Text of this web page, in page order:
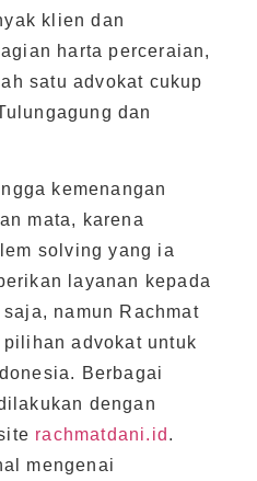
klien dan
harta perceraian,
satu advokat cukup
dan
kemenangan
mata, karena
solving yang ia
layanan kepada
namun Rachmat
advokat untuk
Berbagai
dengan
rachmatdani.id .
mengenai